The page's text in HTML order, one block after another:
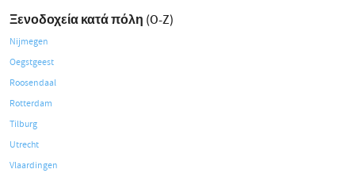
Ξενοδοχεία κατά πόλη (O-Z)
Nijmegen
Oegstgeest
Roosendaal
Rotterdam
Tilburg
Utrecht
Vlaardingen